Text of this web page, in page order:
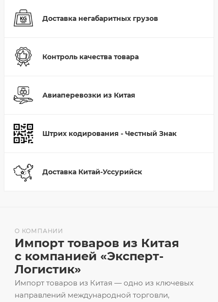
Доставка негабаритных грузов
Контроль качества товара
Авиаперевозки из Китая
Штрих кодирования - Честный Знак
Доставка Китай-Уссурийск
Импорт товаров из Китая — одно из ключевых
направлений международной торговли,
О КОМПАНИИ
Импорт товаров из Китая
с компанией «Эксперт-
Логистик»